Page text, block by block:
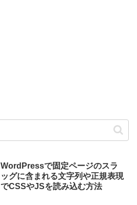
WordPressで固定ページのスラ
ッグに含まれる文字列や正規表現
でCSSやJSを読み込む方法